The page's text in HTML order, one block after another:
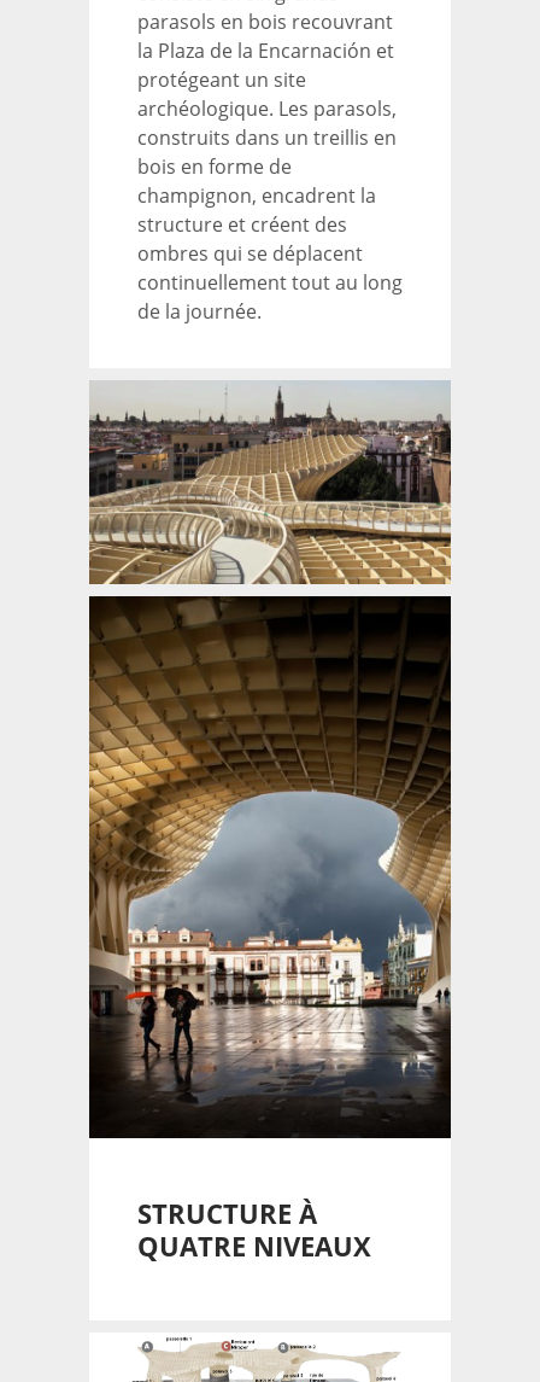
parasols en bois recouvrant
la Plaza de la Encarnación et
protégeant un site
archéologique. Les parasols,
construits dans un treillis en
bois en forme de
champignon, encadrent la
structure et créent des
ombres qui se déplacent
continuellement tout au long
de la journée.
STRUCTURE À
QUATRE NIVEAUX